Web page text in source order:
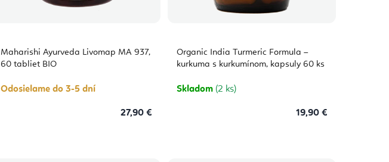
Maharishi Ayurveda Livomap MA 937,
60 tabliet BIO
Odosielame do 3-5 dní
27,90 €
Organic India Turmeric Formula –
kurkuma s kurkumínom, kapsuly 60 ks
Skladom (2 ks)
19,90 €